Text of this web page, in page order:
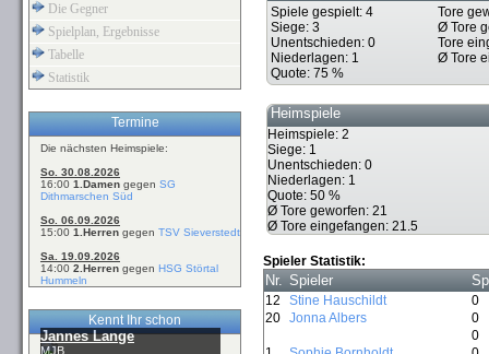
Die Gegner
Spielplan, Ergebnisse
Tabelle
Statistik
Termine
Die nächsten Heimspiele:
So. 30.08.2026
16:00 1.Damen gegen SG
Dithmarschen Süd
So. 06.09.2026
15:00 1.Herren gegen TSV Sieverstedt
Sa. 19.09.2026
14:00 2.Herren gegen HSG Störtal
Hummeln
Kennt Ihr schon
Jannes Lange
MJB
Spiele gespielt: 4
Siege: 3
Unentschieden: 0
Niederlagen: 1
Quote: 75 %
Tore
Ø Tore
Tore
Ø Tore
Heimspiele
Heimspiele: 2
Siege: 1
Unentschieden: 0
Niederlagen: 1
Quote: 50 %
Ø Tore geworfen: 21
Ø Tore eingefangen: 21.5
Spieler Statistik:
Nr. Spieler
12 Stine Hauschildt
0
20 Jonna Albers
0
0